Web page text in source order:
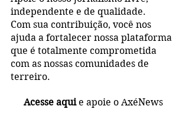
independente e de qualidade.
Com sua contribuição, você nos
ajuda a fortalecer nossa plataforma
que é totalmente comprometida
com as nossas comunidades de
terreiro.
Acesse aqui e apoie o AxéNews